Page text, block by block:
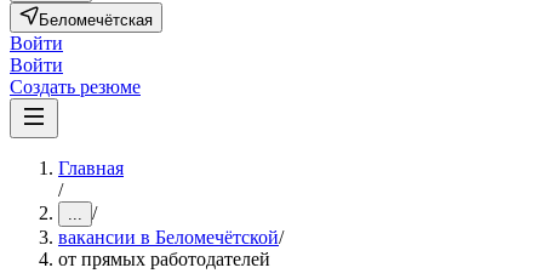
Беломечётская
Войти
Войти
Создать резюме
Главная
/
... /
вакансии в Беломечётской/
от прямых работодателей